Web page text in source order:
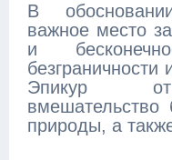
В
важное место
и
безграничности
Эпикур
вмешательство
природы, а